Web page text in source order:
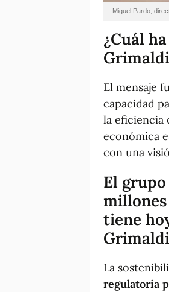
Miguel Pardo,
¿Cuál
El mensaje
capacidad
la eficiencia
económica
con una
El
millones
tiene
La
regulatoria